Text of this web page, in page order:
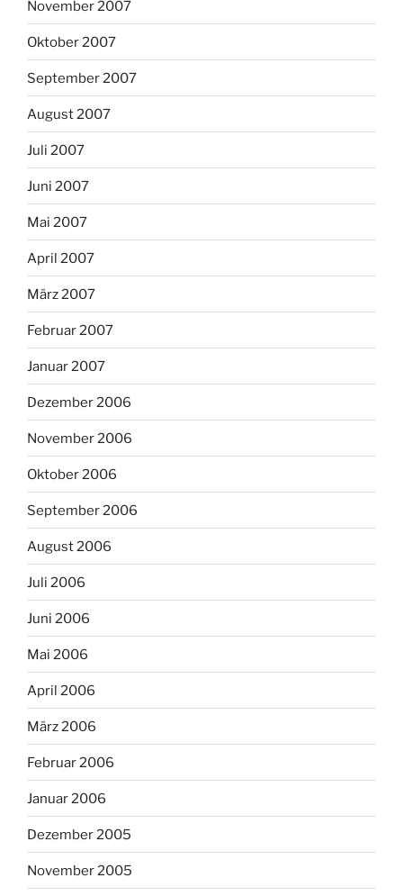
November 2007
Oktober 2007
September 2007
August 2007
Juli 2007
Juni 2007
Mai 2007
April 2007
März 2007
Februar 2007
Januar 2007
Dezember 2006
November 2006
Oktober 2006
September 2006
August 2006
Juli 2006
Juni 2006
Mai 2006
April 2006
März 2006
Februar 2006
Januar 2006
Dezember 2005
November 2005